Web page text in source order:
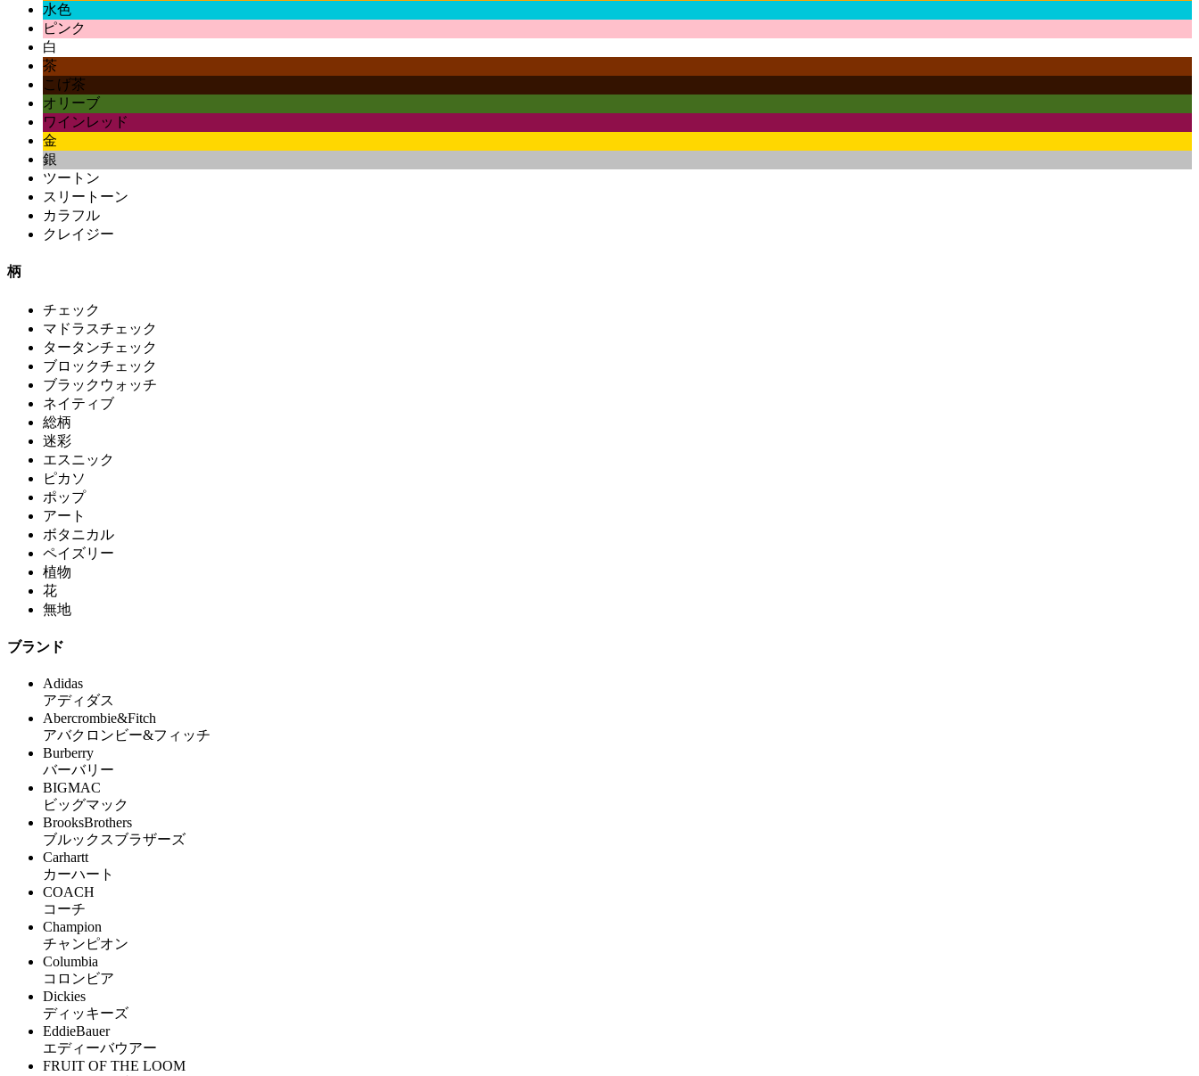
水色
ピンク
白
茶
こげ茶
オリーブ
ワインレッド
金
銀
ツートン
スリートーン
カラフル
クレイジー
柄
チェック
マドラスチェック
タータンチェック
ブロックチェック
ブラックウォッチ
ネイティブ
総柄
迷彩
エスニック
ピカソ
ポップ
アート
ボタニカル
ペイズリー
植物
花
無地
ブランド
Adidas
アディダス
Abercrombie&Fitch
アバクロンビー&フィッチ
Burberry
バーバリー
BIGMAC
ビッグマック
BrooksBrothers
ブルックスブラザーズ
Carhartt
カーハート
COACH
コーチ
Champion
チャンピオン
Columbia
コロンビア
Dickies
ディッキーズ
EddieBauer
エディーバウアー
FRUIT OF THE LOOM